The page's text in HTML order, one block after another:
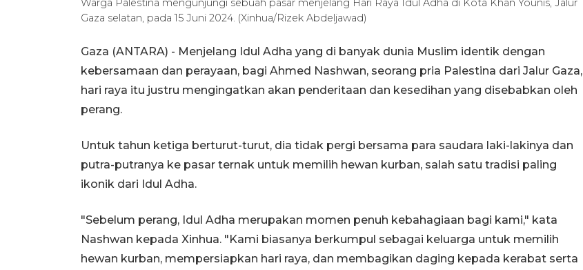
Warga Palestina mengunjungi sebuah pasar menjelang Hari Raya Idul Adha di Kota Khan Younis, Jalur
Gaza selatan, pada 15 Juni 2024. (Xinhua/Rizek Abdeljawad)
Gaza (ANTARA) - Menjelang Idul Adha yang di banyak dunia Muslim identik dengan
kebersamaan dan perayaan, bagi Ahmed Nashwan, seorang pria Palestina dari Jalur Gaza,
hari raya itu justru mengingatkan akan penderitaan dan kesedihan yang disebabkan oleh
perang.
Untuk tahun ketiga berturut-turut, dia tidak pergi bersama para saudara laki-lakinya dan
putra-putranya ke pasar ternak untuk memilih hewan kurban, salah satu tradisi paling
ikonik dari Idul Adha.
"Sebelum perang, Idul Adha merupakan momen penuh kebahagiaan bagi kami," kata
Nashwan kepada Xinhua. "Kami biasanya berkumpul sebagai keluarga untuk memilih
hewan kurban, mempersiapkan hari raya, dan membagikan daging kepada kerabat serta